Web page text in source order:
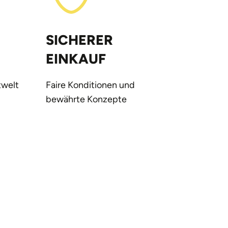
SICHERER
EINKAUF
Faire Konditionen und
bewährte Konzepte